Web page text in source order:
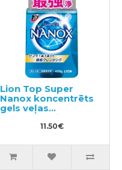
Lion Top Super
Nanox koncentrēts
gels veļas
mazgāšanai 400g
11.50€